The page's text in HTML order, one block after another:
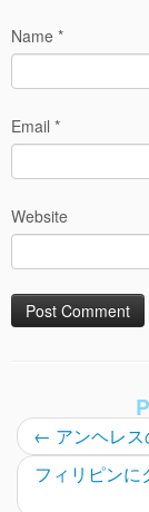
Name *
Email *
Website
← アンヘレ
フィリピンに